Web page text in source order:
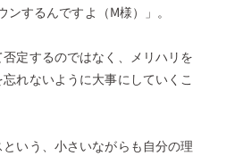
するんですよ（M様）」。
定するのではなく、メリハリを
れないように大事にしていくこ
いう、小さいながらも自分の理